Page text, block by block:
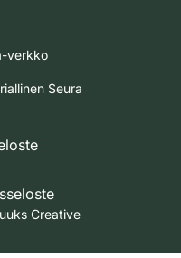
verkko
Seura
Creative